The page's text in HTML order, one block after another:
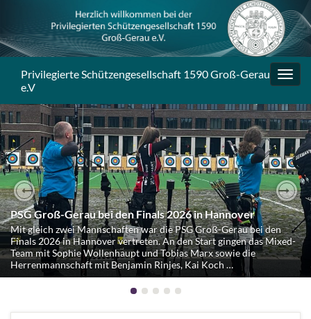
Privilegierte Schützengesellschaft 1590 Groß-Gerau
e.V
PSG Groß-Gerau bei den Finals 2026 in Hannover
Mit gleich zwei Mannschaften war die PSG Groß-Gerau bei den
Finals 2026 in Hannover vertreten. An den Start gingen das Mixed-
Team mit Sophie Wollenhaupt und Tobias Marx sowie die
Herrenmannschaft mit Benjamin Rinjes, Kai Koch …
Spannende Landesmeisterschaft 3D WA in Babenhausen
Am Sonntag, den 19. Juli 2026, fand in Babenhausen die diesjährige
hessische Landesmeisterschaft im 3D Bogenschießen nach WA-
Reglement statt. Unter sommerlichen Bedingungen mit viel
Sonnenschein und warmen Temperaturen bot das Gelände den
Schützinnen und Schützen …
Previous